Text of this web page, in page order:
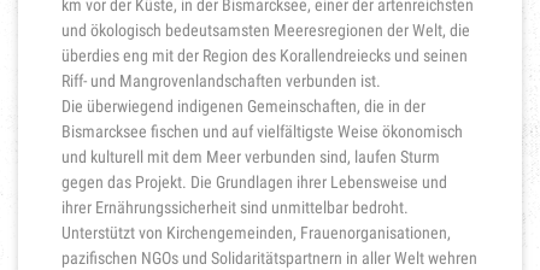
km vor der Küste, in der Bismarcksee, einer der artenreichsten
und ökologisch bedeutsamsten Meeresregionen der Welt, die
überdies eng mit der Region des Korallendreiecks und seinen
Riff- und Mangrovenlandschaften verbunden ist.
Die überwiegend indigenen Gemeinschaften, die in der
Bismarcksee fischen und auf vielfältigste Weise ökonomisch
und kulturell mit dem Meer verbunden sind, laufen Sturm
gegen das Projekt. Die Grundlagen ihrer Lebensweise und
ihrer Ernährungssicherheit sind unmittelbar bedroht.
Unterstützt von Kirchengemeinden, Frauenorganisationen,
pazifischen NGOs und Solidaritätspartnern in aller Welt wehren